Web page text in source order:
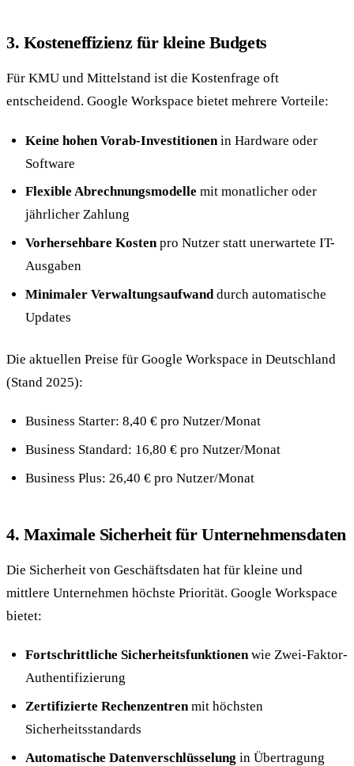
3. Kosteneffizienz für kleine Budgets
Für KMU und Mittelstand ist die Kostenfrage oft
entscheidend. Google Workspace bietet mehrere Vorteile:
Keine hohen Vorab-Investitionenin Hardware oder
Software
Flexible Abrechnungsmodelle mit monatlicher oder
jährlicher Zahlung
Vorhersehbare Kostenpro Nutzer statt unerwartete IT-
Ausgaben
Minimaler Verwaltungsaufwanddurch automatische
Updates
Die aktuellen Preise für Google Workspace in Deutschland
(Stand 2025):
Business Starter: 8,40 € pro Nutzer/Monat
Business Standard: 16,80 € pro Nutzer/Monat
Business Plus: 26,40 € pro Nutzer/Monat
4. Maximale Sicherheit für Unternehmensdaten
Die Sicherheit von Geschäftsdaten hat für kleine und
mittlere Unternehmen höchste Priorität. Google Workspace
bietet:
Fortschrittliche Sicherheitsfunktionenwie Zwei-Faktor-
Authentifizierung
Zertifizierte Rechenzentrenmit höchsten
Sicherheitsstandards
Automatische Datenverschlüsselung in Übertragung